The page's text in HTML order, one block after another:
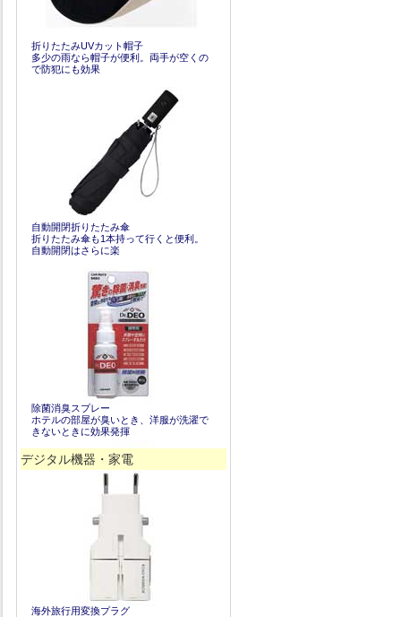
折りたたみUVカット帽子
多少の雨なら帽子が便利。両手が空くの
で防犯にも効果
自動開閉折りたたみ傘
折りたたみ傘も1本持って行くと便利。
自動開閉はさらに楽
除菌消臭スプレー
ホテルの部屋が臭いとき、洋服が洗濯で
きないときに効果発揮
デジタル機器・家電
海外旅行用変換プラグ